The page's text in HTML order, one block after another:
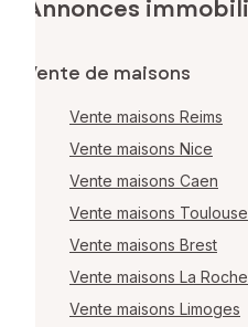
Annonces
Vente de maisons
Vente maisons Reims
Vente maisons Nice
Vente maisons Caen
Vente maisons Toulouse
Vente maisons Brest
Vente maisons La
Vente maisons Limoges